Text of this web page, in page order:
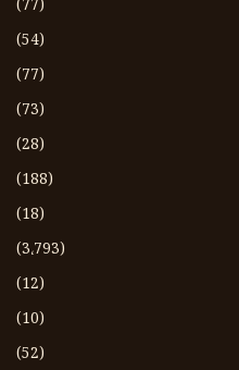
(77)
(54)
(77)
(73)
(28)
(188)
(18)
(3،793)
(12)
(10)
(52)